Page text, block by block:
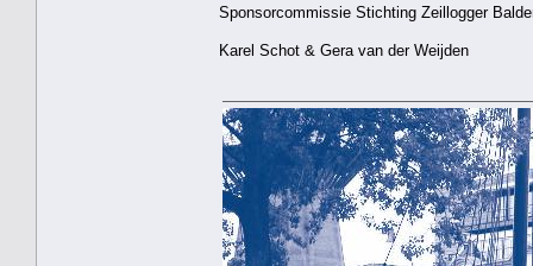
Sponsorcommissie Stichting Zeillogger
Karel Schot & Gera van der Weijden